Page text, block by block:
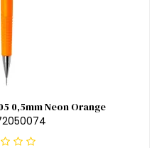
0,5mm Neon Orange